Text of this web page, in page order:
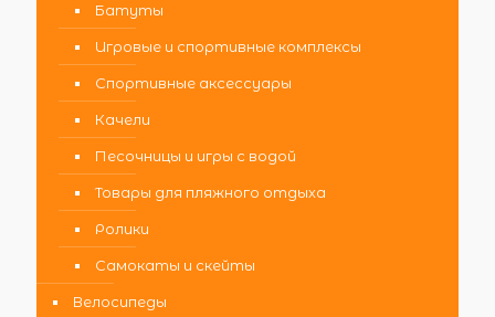
Батуты
Игровые и спортивные комплексы
Спортивные аксессуары
Качели
Песочницы и игры с водой
Товары для пляжного отдыха
Ролики
Самокаты и скейты
Велосипеды